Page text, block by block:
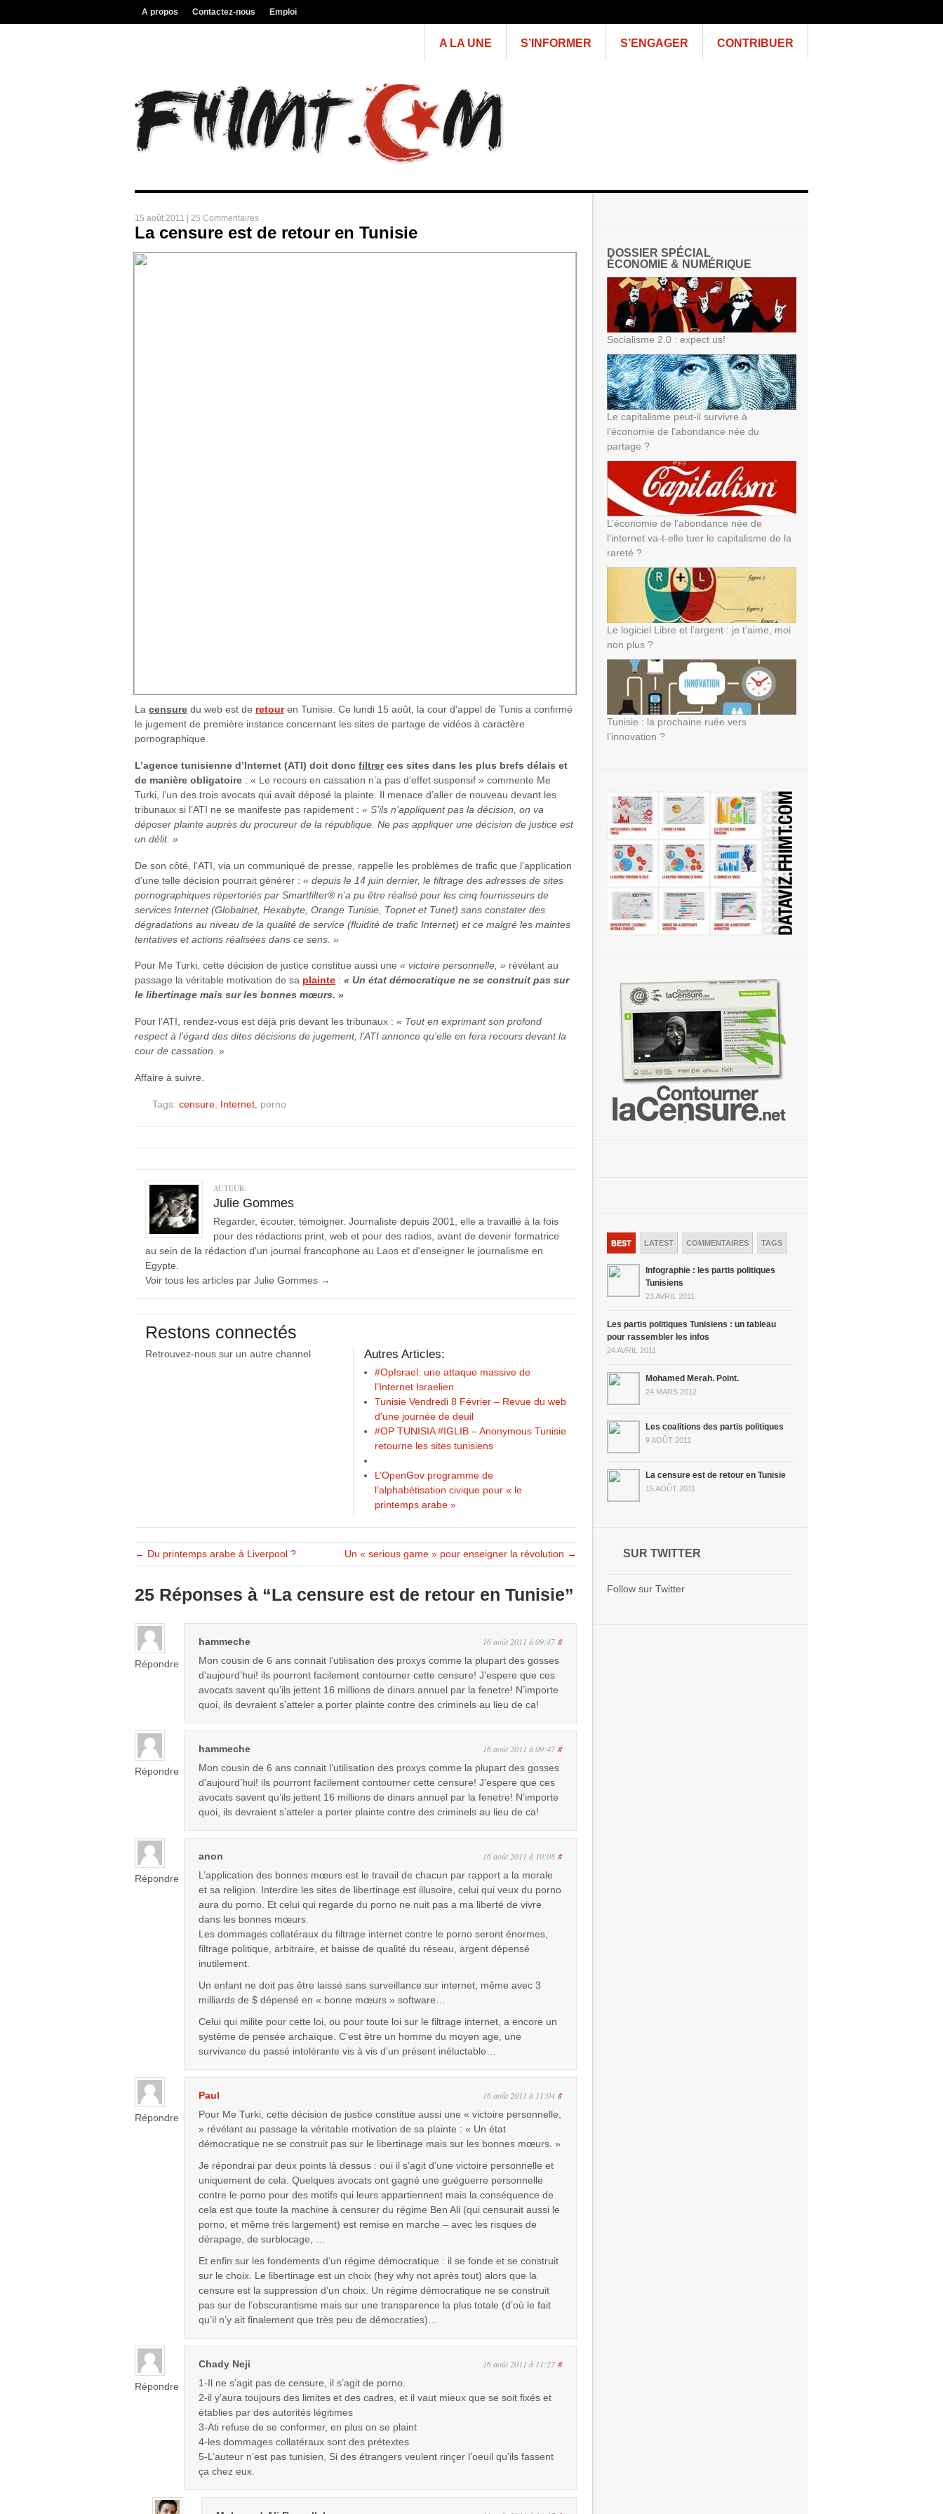
A propos Contactez-nous Emploi
A LA UNE S’INFORMER S’ENGAGER CONTRIBUER
15 août 2011 | 25 Commentaires
La censure est de retour en Tunisie
La censure du web est de retouren Tunisie. Ce lundi 15 août, la cour d’appel de Tunis a confirmé
le jugement de première instance concernant les sites de partage de vidéos à caractère
pornographique.
L’agence tunisienne d’Internet (ATI) doit donc filtrerces sites dans les plus brefs délais et
de manière obligatoire : « Le recours en cassation n’a pas d’effet suspensif » commente Me
Turki, l’un des trois avocats qui avait déposé la plainte. Il menace d’aller de nouveau devant les
tribunaux si l’ATI ne se manifeste pas rapidement : « S’ils n’appliquent pas la décision, on va
déposer plainte auprès du procureur de la république. Ne pas appliquer une décision de justice est
un délit. »
De son côté, l‘ATI, via un communiqué de presse, rappelle les problèmes de trafic que l’application
d’une telle décision pourrait générer : « depuis le 14 juin dernier, le filtrage des adresses de sites
pornographiques répertoriés par Smartfilter® n’a pu être réalisé pour les cinq fournisseurs de
services Internet (Globalnet, Hexabyte, Orange Tunisie, Topnet et Tunet) sans constater des
dégradations au niveau de la qualité de service (fluidité de trafic Internet) et ce malgré les maintes
tentatives et actions réalisées dans ce sens. »
Pour Me Turki, cette décision de justice constitue aussi une « victoire personnelle, » révélant au
passage la véritable motivation de sa plainte : « Un état démocratique ne se construit pas sur
le libertinage mais sur les bonnes mœurs. »
Pour l’ATI, rendez-vous est déjà pris devant les tribunaux : « Tout en exprimant son profond
respect à l’égard des dites décisions de jugement, l’ATI annonce qu’elle en fera recours devant la
cour de cassation. »
Affaire à suivre.
Tags: censure Internet , porno
AUTEUR:
Julie Gommes
Regarder, écouter, témoigner. Journaliste depuis 2001, elle a travaillé à la fois
pour des rédactions print, web et pour des radios, avant de devenir formatrice
au sein de la rédaction d'un journal francophone au Laos et d'enseigner le journalisme en
Egypte.
Voir tous les articles par Julie Gommes →
Restons connectés
Retrouvez-nous sur un autre channel Autres Articles:
#OpIsrael: une attaque massive de
l’Internet Israelien
Tunisie Vendredi 8 Février – Revue du web
d’une journée de deuil
#OP TUNISIA #IGLIB – Anonymous Tunisie
retourne les sites tunisiens
L’OpenGov programme de
l’alphabétisation civique pour « le
printemps arabe »
← Du printemps arabe à Liverpool ? Un « serious game » pour enseigner la révolution →
25 Réponses à “La censure est de retour en Tunisie”
Répondre
hammeche 16 août 2011 à 09:47 #
Mon cousin de 6 ans connait l’utilisation des proxys comme la plupart des gosses
d’aujourd’hui! ils pourront facilement contourner cette censure! J’espere que ces
avocats savent qu’ils jettent 16 millions de dinars annuel par la fenetre! N’importe
quoi, ils devraient s’atteler a porter plainte contre des criminels au lieu de ca!
Répondre
hammeche 16 août 2011 à 09:47 #
Mon cousin de 6 ans connait l’utilisation des proxys comme la plupart des gosses
d’aujourd’hui! ils pourront facilement contourner cette censure! J’espere que ces
avocats savent qu’ils jettent 16 millions de dinars annuel par la fenetre! N’importe
quoi, ils devraient s’atteler a porter plainte contre des criminels au lieu de ca!
Répondre
anon 16 août 2011 à 10:08 #
L’application des bonnes mœurs est le travail de chacun par rapport a la morale
et sa religion. Interdire les sites de libertinage est illusoire, celui qui veux du porno
aura du porno. Et celui qui regarde du porno ne nuit pas a ma liberté de vivre
dans les bonnes mœurs.
Les dommages collatéraux du filtrage internet contre le porno seront énormes,
filtrage politique, arbitraire, et baisse de qualité du réseau, argent dépensé
inutilement.
Un enfant ne doit pas être laissé sans surveillance sur internet, même avec 3
milliards de $ dépensé en « bonne mœurs » software…
Celui qui milite pour cette loi, ou pour toute loi sur le filtrage internet, a encore un
système de pensée archaïque. C’est être un homme du moyen age, une
survivance du passé intolérante vis à vis d’un présent inéluctable…
Répondre
Paul 16 août 2011 à 11:04 #
Pour Me Turki, cette décision de justice constitue aussi une « victoire personnelle,
» révélant au passage la véritable motivation de sa plainte : « Un état
démocratique ne se construit pas sur le libertinage mais sur les bonnes mœurs. »
Je répondrai par deux points là dessus : oui il s’agit d’une victoire personnelle et
uniquement de cela. Quelques avocats ont gagné une guéguerre personnelle
contre le porno pour des motifs qui leurs appartiennent mais la conséquence de
cela est que toute la machine à censurer du régime Ben Ali (qui censurait aussi le
porno, et même très largement) est remise en marche – avec les risques de
dérapage, de surblocage, …
Et enfin sur les fondements d’un régime démocratique : il se fonde et se construit
sur le choix. Le libertinage est un choix (hey why not après tout) alors que la
censure est la suppression d’un choix. Un régime démocratique ne se construit
pas sur de l’obscurantisme mais sur une transparence la plus totale (d’où le fait
qu’il n’y ait finalement que très peu de démocraties)…
Répondre
Chady Neji 16 août 2011 à 11:27 #
1-Il ne s’agit pas de censure, il s’agit de porno.
2-il y’aura toujours des limites et des cadres, et il vaut mieux que se soit fixés et
établies par des autorités légitimes
3-Ati refuse de se conformer, en plus on se plaint
4-les dommages collatéraux sont des prétextes
5-L’auteur n’est pas tunisien, Si des étrangers veulent rinçer l’oeuil qu’ils fassent
ça chez eux.
DOSSIER SPÉCIAL
ÉCONOMIE & NUMÉRIQUE
Socialisme 2.0 : expect us!
Le capitalisme peut-il survivre à
l’économie de l’abondance née du
partage ?
L’économie de l’abondance née de
l’internet va-t-elle tuer le capitalisme de la
rareté ?
Le logiciel Libre et l’argent : je t’aime, moi
non plus ?
Tunisie : la prochaine ruée vers
l’innovation ?
BEST LATEST COMMENTAIRES TAGS
Infographie : les partis politiques
Tunisiens
23 AVRIL 2011
Les partis politiques Tunisiens : un tableau
pour rassembler les infos
24 AVRIL 2011
Mohamed Merah. Point.
24 MARS 2012
Les coalitions des partis politiques
9 AOÛT 2011
La censure est de retour en Tunisie
15 AOÛT 2011
SUR TWITTER
Follow sur Twitter